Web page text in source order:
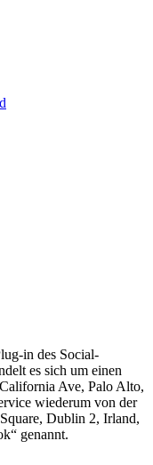
in des Social-
es sich um einen
Ave, Palo Alto,
wiederum von der
Dublin 2, Irland,
genannt.